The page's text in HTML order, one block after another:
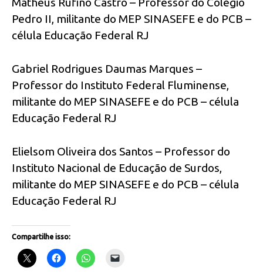
Pedro II, militante do MEP SINASEFE e do PCB –
célula Educação Federal RJ
Gabriel Rodrigues Daumas Marques –
Professor do Instituto Federal Fluminense,
militante do MEP SINASEFE e do PCB – célula
Educação Federal RJ
Elielsom Oliveira dos Santos – Professor do
Instituto Nacional de Educação de Surdos,
militante do MEP SINASEFE e do PCB – célula
Educação Federal RJ
Compartilhe isso: